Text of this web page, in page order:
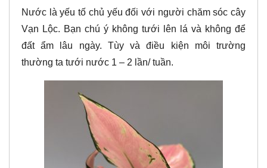
Nước là yếu tố chủ yếu đối với người chăm sóc cây
Vạn Lộc. Bạn chú ý không tưới lên lá và không để
đất ẩm lâu ngày. Tùy và điều kiện môi trường
thường ta tưới nước 1 – 2 lần/ tuần.